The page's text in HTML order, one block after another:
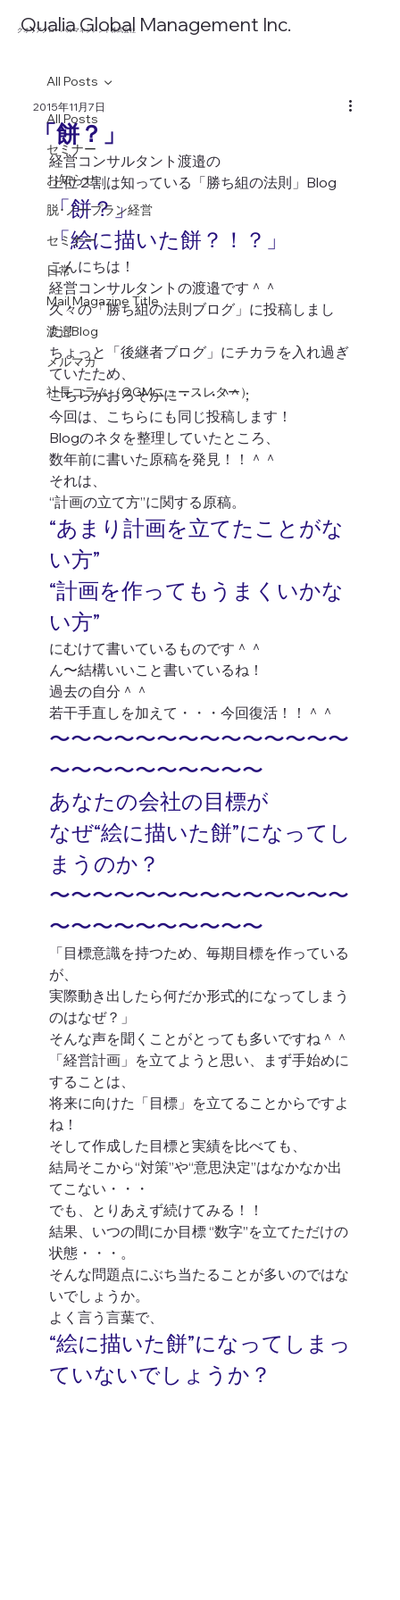
​クオリアグローバルマネジメント株式会社
​Qualia Global Management Inc.
All Posts
セミナー
お知らせ
脱･ノープラン経営
セミナー
日常
Mail Magazine Title
渡邉Blog
メルマガ
社長コラム（QGMニュースレター）
All Posts
「餅？」
2015年11月7日
経営コンサルタント渡邉の
上位２割は知っている「勝ち組の法則」Blog
「餅？」
「絵に描いた餅？！？」
こんにちは！
経営コンサルタントの渡邉です＾＾
久々の「勝ち組の法則ブログ」に投稿しまし
た！
ちょっと「後継者ブログ」にチカラを入れ過ぎ
ていたため、
こちらがおろそかに・・・^^；
今回は、こちらにも同じ投稿します！
Blogのネタを整理していたところ、
数年前に書いた原稿を発見！！＾＾
それは、
“計画の立て方”に関する原稿。
“あまり計画を立てたことがな
い方”
“計画を作ってもうまくいかな
い方”
にむけて書いているものです＾＾
ん〜結構いいこと書いているね！
過去の自分＾＾
若干手直しを加えて・・・今回復活！！＾＾
〜〜〜〜〜〜〜〜〜〜〜〜〜〜
〜〜〜〜〜〜〜〜〜〜
あなたの会社の目標が
なぜ“絵に描いた餅”になってし
まうのか？
〜〜〜〜〜〜〜〜〜〜〜〜〜〜
〜〜〜〜〜〜〜〜〜〜
「目標意識を持つため、毎期目標を作っている
が、
実際動き出したら何だか形式的になってしまう
のはなぜ？」
そんな声を聞くことがとっても多いですね＾＾
「経営計画」を立てようと思い、まず手始めに
することは、
将来に向けた「目標」を立てることからですよ
ね！
そして作成した目標と実績を比べても、
結局そこから“対策”や“意思決定”はなかなか出
てこない・・・
でも、とりあえず続けてみる！！
結果、いつの間にか目標 “数字”を立てただけの
状態・・・。
そんな問題点にぶち当たることが多いのではな
いでしょうか。
よく言う言葉で、
“絵に描いた餅”になってしまっ
ていないでしょうか？